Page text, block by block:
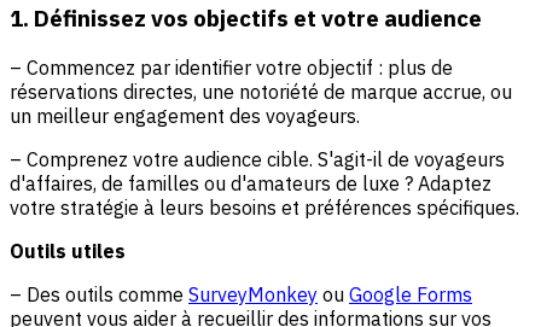
1. Définissez vos objectifs et votre audience
– Commencez par identifier votre objectif : plus de
réservations directes, une notoriété de marque accrue, ou
un meilleur engagement des voyageurs.
– Comprenez votre audience cible. S'agit-il de voyageurs
d'affaires, de familles ou d'amateurs de luxe ? Adaptez
votre stratégie à leurs besoins et préférences spécifiques.
Outils utiles
– Des outils comme SurveyMonkey ou Google Forms
peuvent vous aider à recueillir des informations sur vos